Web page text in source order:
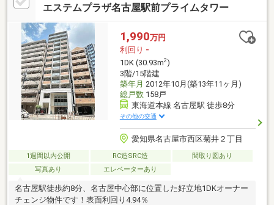
エステムプラザ名古屋駅前プライムタワー
1,990万円
利回り -
1DK (30.93m2)
3階/15階建
築年月 2012年10月(築13年11ヶ月)
総戸数158戸
東海道本線 名古屋駅 徒歩8分
その他の交通
愛知県名古屋市西区菊井２丁目
1週間以内公開 RC造SRC造
間取り図あり
写真あり
エレベーターあり
名古屋駅徒歩約8分、名古屋中心部に位置した好立地1DKオーナー
チェンジ物件です！表面利回り4.94％